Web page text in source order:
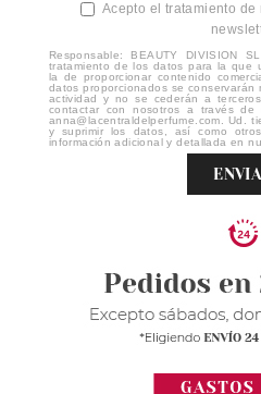
Acepto el tratamiento
Responsable: BEAUTY DIVISION
tratamiento de los datos para la que
la de proporcionar contenido
datos proporcionados se
actividad y no se cederán a
contactar con nosotros a través de
anna@lacentraldelperfume.com. Ud.
y suprimir los datos, así como
información adicional y detallada en